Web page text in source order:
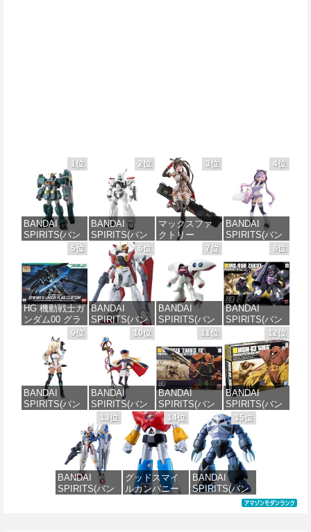
1位
BANDAI
SPIRITS(バン
ダイ スピリッ
ツ) HG 機動新
世紀ガンダムX
ガンダムレオ
パルド 1/144ス
ケール 色分け
済みプラモデ
ル
価格：¥3,880
2位
BANDAI
SPIRITS(バン
ダイ スピリッ
ツ) 機動警察パ
トレイバー
EZY RG 1/48
AV-98Plus (イ
ングラム・プ
ラス) 色分け済
みプラモデル
価格：¥6,480
3位
マックスファ
クトリー
MXちゃん 組み
立て式プラモ
デル ノンスケ
ール 全高約
160mm
価格：¥10,087
4位
BANDAI
SPIRITS(バン
ダイ スピリッ
ツ) 30MS SIS-
J00 メルンジ
ャ[カラーA] 色
分け済みプラ
モデル
価格：¥4,000
5位
HG 機動戦士ガ
ンダム00 グラ
ハム専用ユニ
オンフラッグ
カスタム 1/144
スケール 色分
け済みプラモ
デル
価格：¥1,800
6位
BANDAI
SPIRITS(バン
ダイ スピリッ
ツ) HGAW 機
動新世紀ガン
ダムX ガンダ
ムエアマスタ
ー 1/144スケー
ル 色分け済み
プラモデル
価格：¥3,600
7位
BANDAI
SPIRITS(バン
ダイ スピリッ
ツ) HGUC 195
機動戦士Zガン
ダム キュベレ
イ 1/144スケー
ル 色分け済み
プラモデル
価格：¥2,200
8位
BANDAI
SPIRITS(バン
ダイ スピリッ
ツ) HGUC 機動
戦士ガンダム
ザクI(黒い三連
星仕様) 1/144
スケール 色分
け済みプラモ
デル
価格：¥2,380
9位
BANDAI
SPIRITS(バン
エ[カラーC] 色
分け済みプラ
価格：¥4,500
10位
BANDAI
SPIRITS(バン
ダイ スピリッ
ツ) 30MS
Fate/Grand
Order アルトリ
ア・キャスタ
ー 色分け済み
プラモデル
11位
BANDAI
SPIRITS(バン
ダイ スピリッ
ツ) HGUC
1/144 ザクII
(ガルマ専用機)
(機動戦士ガン
ダム)
価格：¥2,982
12位
BANDAI
SPIRITS(バン
ダイ スピリッ
ツ) HGUC 機動
戦士ガンダム
MSM-03 ゴッ
グ 1/144スケー
ル 色分け済み
プラモデル
価格：¥2,300
13位
BANDAI
SPIRITS(バン
14位
グッドスマイ
ルカンパニー
15位
BANDAI
SPIRITS(バン
ダイ スピリッ